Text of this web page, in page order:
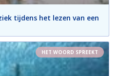
tijdens het lezen van een
HET WOORD SPREEKT